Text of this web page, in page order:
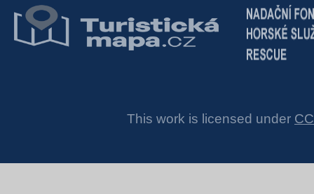
This work is licensed under